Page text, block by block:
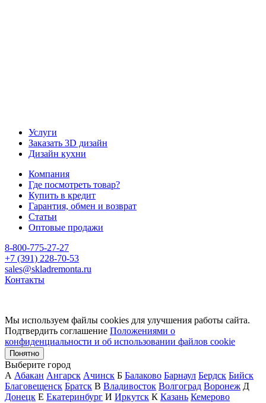
Услуги
Заказать 3D дизайн
Дизайн кухни
Компания
Где посмотреть товар?
Купить в кредит
Гарантия, обмен и возврат
Статьи
Оптовые продажи
8-800-775-27-27
+7 (391) 228-70-53
sales@skladremonta.ru
Контакты
Мы используем файлы cookies для улучшения работы сайта.
Подтвердить соглашение Положениями о
конфиденциальности и об использовании файлов cookie
Понятно
Выберите город
А Абакан Ангарск Ачинск Б Балаково Барнаул Бердск Бийск
Благовещенск Братск В Владивосток Волгоград Воронеж Д
Донецк Е Екатеринбург И Иркутск К Казань Кемерово